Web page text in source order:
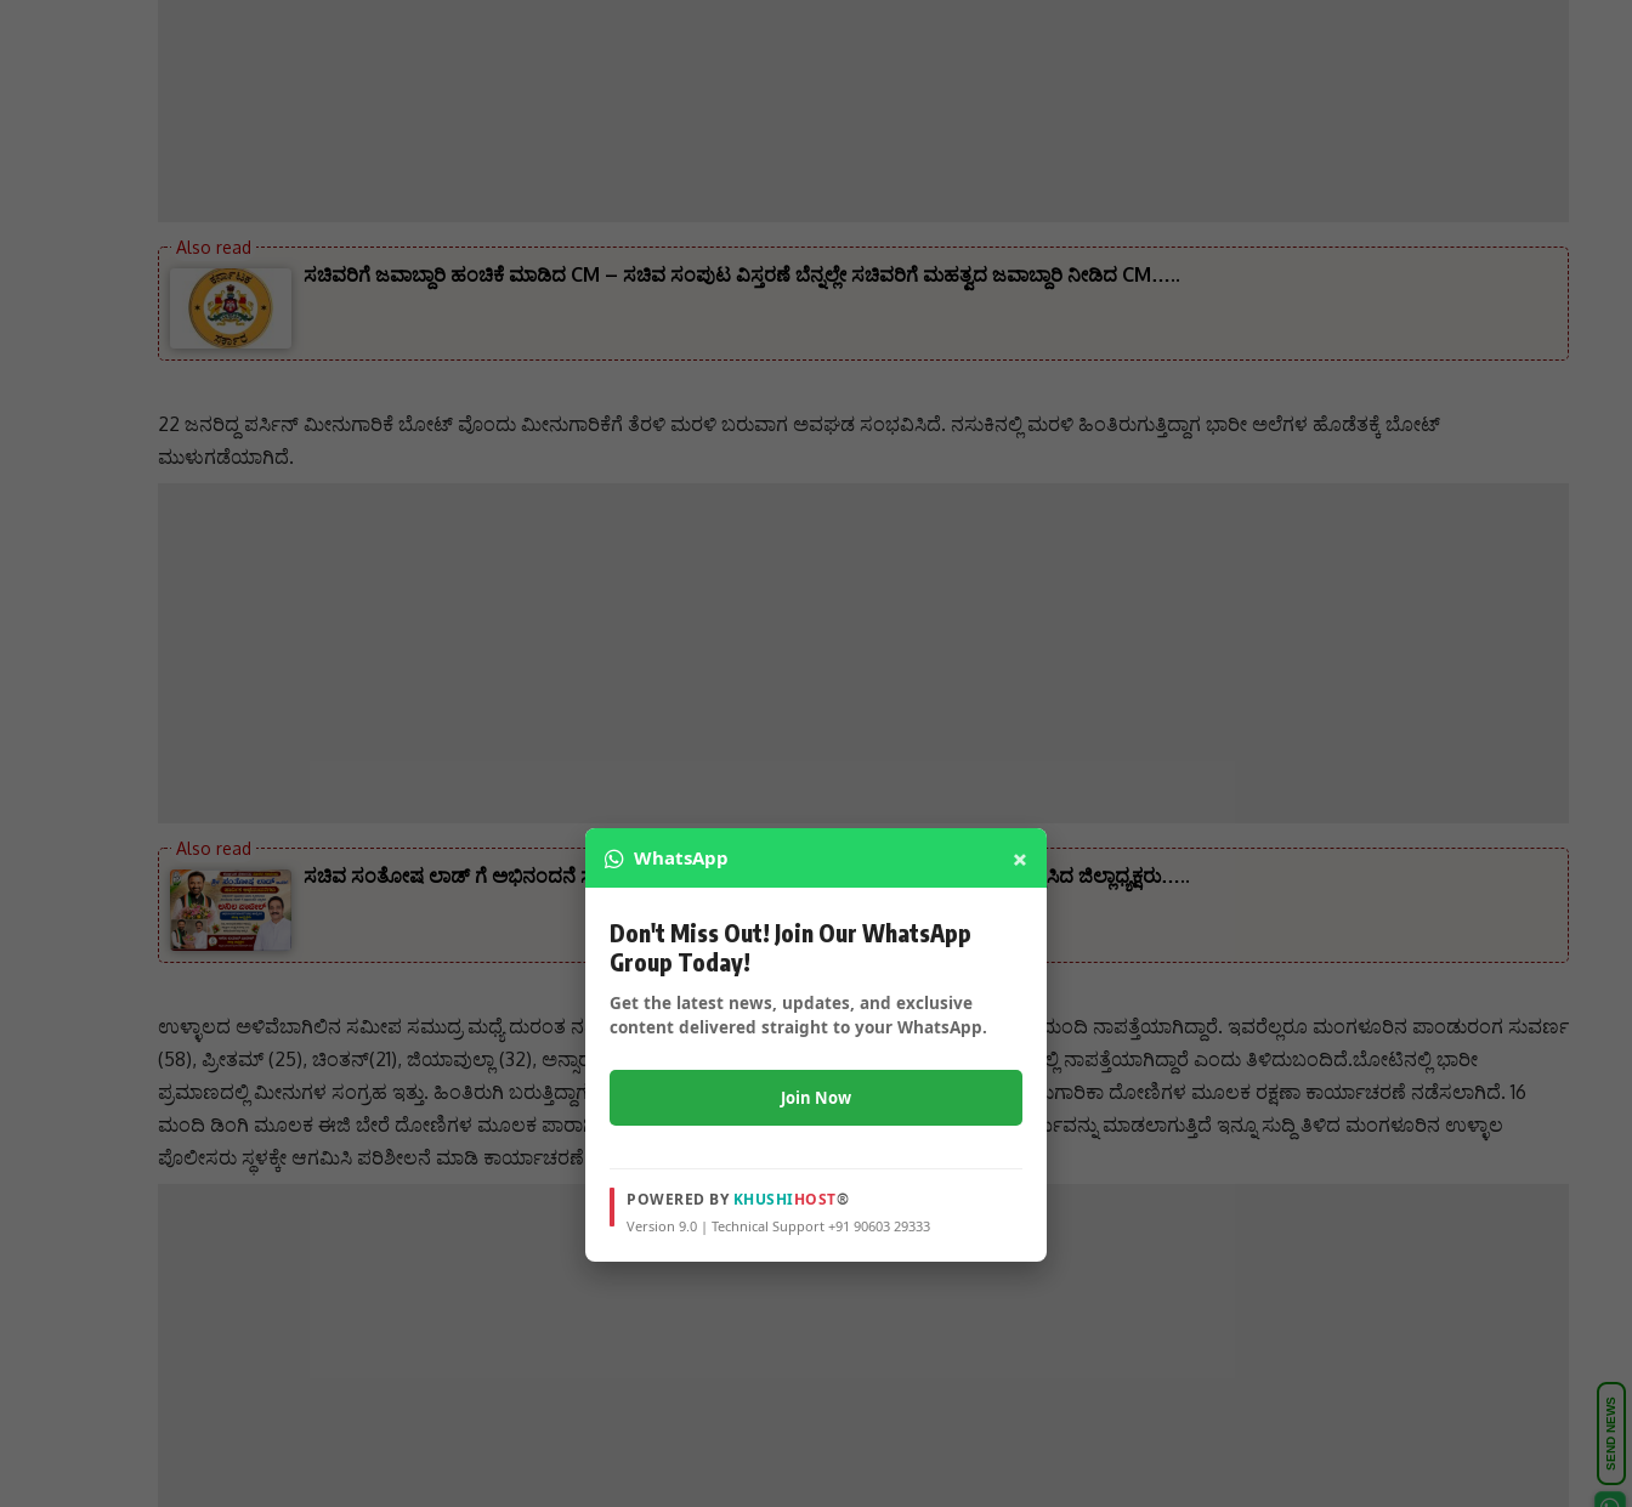
ಸಚಿವರಿಗೆ ಜವಾಬ್ದಾರಿ ಹಂಚಿಕೆ ಮಾಡಿದ CM – ಸಚಿವ ಸಂಪುಟ ವಿಸ್ತರಣೆ ಬೆನ್ನಲ್ಲೇ ಸಚಿವರಿಗೆ ಮಹತ್ವದ ಜವಾಬ್ದಾರಿ ನೀಡಿದ CM…..
22 ಜನರಿದ್ದ ಪರ್ಸಿನ್ ಮೀನುಗಾರಿಕೆ ಬೋಟ್ ವೊಂದು ಮೀನುಗಾರಿಕೆಗೆ ತೆರಳಿ ಮರಳಿ ಬರುವಾಗ ಅವಘಡ ಸಂಭವಿಸಿದೆ. ನಸುಕಿನಲ್ಲಿ ಮರಳಿ ಹಿಂತಿರುಗುತ್ತಿದ್ದಾಗ ಭಾರೀ ಅಲೆಗಳ ಹೊಡೆತಕ್ಕೆ ಬೋಟ್
ಮುಳುಗಡೆ‌ಯಾಗಿದೆ.
ಸಚಿವ ಸಂತೋಷ ಲಾಡ್ ಗೆ ಅಭಿನಂದನೆ ಸಲ್ಲಿಸಿದ ಅನಿಲಕುಮಾರ್ ಪಾಟೀಲ್ – ಅಭಿನಂದನೆ ಸಲ್ಲಿಸಿ ಶುಭ ಹಾರೈಸಿದ ಜಿಲ್ಲಾಧ್ಯಕ್ಷರು…..
ಉಳ್ಳಾಲದ ಅಳಿವೆಬಾಗಿಲಿನ ಸಮೀಪ ಸಮುದ್ರ ಮಧ್ಯೆ ದುರಂತ ನಡೆದಿದೆ ಎನ್ನಲಾಗುತ್ತಿದೆ. ಬೋಟಿನಲ್ಲಿದ್ದ 22 ಜನ ಮೀನುಗಾರರ ಪೈಕಿ 6 ಮಂದಿ ನಾಪತ್ತೆಯಾಗಿದ್ದಾರೆ. ಇವರೆಲ್ಲರೂ ಮಂಗಳೂರಿನ ಪಾಂಡುರಂಗ ಸುವರ್ಣ
(58), ಪ್ರೀತಮ್ (25), ಚಿಂತನ್(21), ಜಿಯಾವುಲ್ಲಾ (32), ಅನ್ಸಾರ್ (31), ಹಸೈನಾರ್ (25) ಎಂಬುವರಾಗಿದ್ದಾರೆ. ಇವರೆಲ್ಲರೂ ಸಮುದ್ರದಲ್ಲಿ ನಾಪತ್ತೆಯಾಗಿದ್ದಾರೆ ಎಂದು ತಿಳಿದುಬಂದಿದೆ.ಬೋಟಿನಲ್ಲಿ ಭಾರೀ
ಪ್ರಮಾಣದಲ್ಲಿ ಮೀನುಗಳ ಸಂಗ್ರಹ ಇತ್ತು. ಹಿಂತಿರುಗಿ ಬರುತ್ತಿದ್ದಾಗ ಅಲೆಗಳ ಹೊಡೆತಕ್ಕೆ ಬೋಟ್‌ ಮಗುಚಿದೆ ಎನ್ನಲಾಗುತ್ತಿದೆ‌. ಇತರೆ ಮೀನುಗಾರಿಕಾ ದೋಣಿಗಳ ಮೂಲಕ ರಕ್ಷಣಾ ಕಾರ್ಯಾಚರಣೆ ನಡೆಸಲಾಗಿದೆ. 16
ಮಂದಿ ಡಿಂಗಿ ಮೂಲಕ ಈಜಿ ಬೇರೆ ದೋಣಿಗಳ ಮೂಲಕ ಪಾರಾಗಿದ್ದಾರೆ.ಇನ್ನೂಳಿದವರ ಪತ್ತೆಗಾಗಿ ಸಮುದ್ರದ ದಂಡೆಯಲ್ಲಿ ಶೋಧ ಕಾರ್ಯವನ್ನು ಮಾಡಲಾಗುತ್ತಿದೆ ಇನ್ನೂ ಸುದ್ದಿ ತಿಳಿದ ಮಂಗಳೂರಿನ ಉಳ್ಳಾಲ
ಪೊಲೀಸರು ಸ್ಥಳಕ್ಕೇ ಆಗಮಿಸಿ ಪರಿಶೀಲನೆ ಮಾಡಿ ಕಾರ್ಯಾಚರಣೆ ಮಾಡ್ತಾ ಇದ್ದಾರೆ.
SEND NEWS
WhatsApp ×
Don't Miss Out! Join Our WhatsApp
Group Today!
Get the latest news, updates, and exclusive
content delivered straight to your WhatsApp.
Join Now
POWERED BY KHUSHIHOST®
Version 9.0 | Technical Support +91 90603 29333